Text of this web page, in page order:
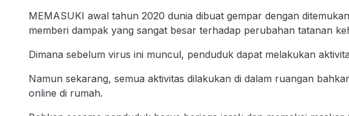
MEMASUKI awal tahun 2020 dunia dibuat gempar dengan
memberi dampak yang sangat besar terhadap perubahan tatanan
Dimana sebelum virus ini muncul, penduduk dapat melakukan
Namun sekarang, semua aktivitas dilakukan di dalam ruangan
online di rumah.